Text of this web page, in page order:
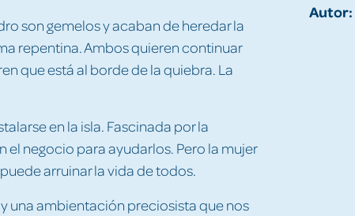
son gemelos y acaban de heredar la
repentina. Ambos quieren continuar
que está al borde de la quiebra. La
en la isla. Fascinada por la
el negocio para ayudarlos. Pero la mujer
arruinar la vida de todos.
una ambientación preciosista que nos
Autor: